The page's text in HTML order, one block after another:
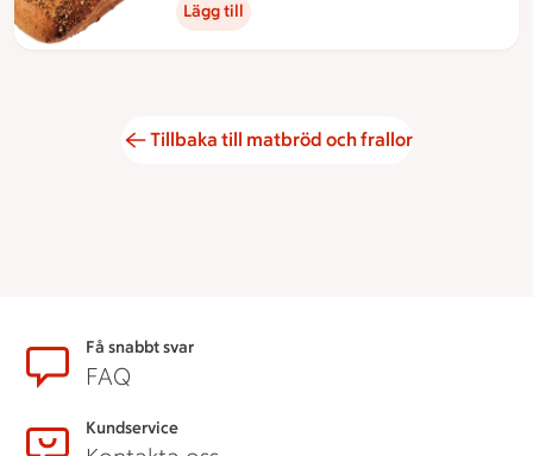
Lägg till
Tillbaka till matbröd och frallor
SidfotFå snabbt svar
FAQ
Kundservice